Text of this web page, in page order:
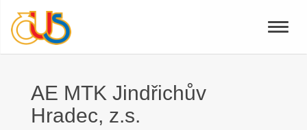
Toggle
AE MTK Jindřichův
Hradec, z.s.